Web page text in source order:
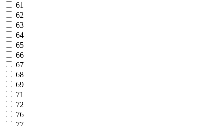
61
62
63
64
65
66
67
68
69
71
72
76
77